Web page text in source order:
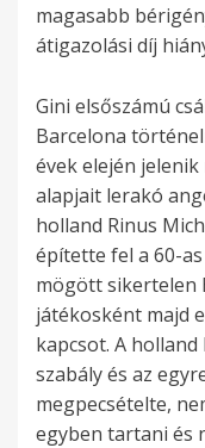
magasabb
átigazolási díj
Gini elsőszámú
Barcelona
évek elején jelenik
alapjait lerakó
holland Rinus
építette fel a 60-
mögött sikertelen
játékosként majd
kapcsot. A
szabály és az
megpecsételte,
egyben tartani és